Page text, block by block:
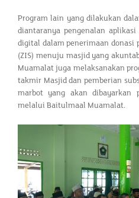
Program lain yang dilakukan
diantaranya pengenalan aplikasi
digital dalam penerimaan donasi
(ZIS) menuju masjid yang
Muamalat juga melaksanakan
takmir Masjid dan pemberian
marbot yang akan dibayarkan
melalui Baitulmaal Muamalat.